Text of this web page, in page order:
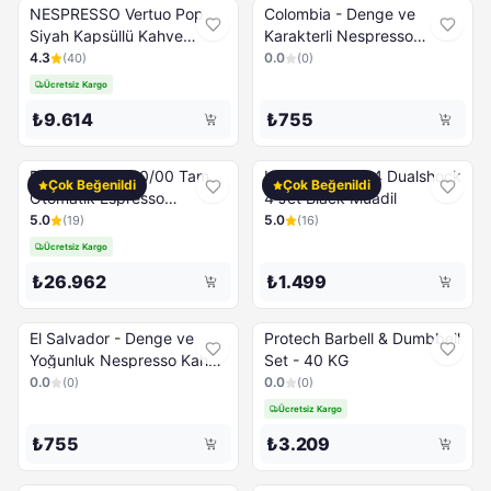
NESPRESSO Vertuo Pop
Siyah Kapsüllü Kahve
Makinesi
4.3 (40)
Ücretsiz Kargo
₺9.614
Colombia - Denge ve
Karakterli Nespresso
Kahve Kapsülü - 10 Kapsül
0.0 (0)
₺755
Çok Beğenildi
PHILIPS EP0820/00 Tam
Otomatik Espresso
Makinesi
5.0 (19)
Ücretsiz Kargo
₺26.962
Çok Beğenildi
Konsol Sony Ps4 Dualshock
4 Jet Black Muadil
5.0 (16)
₺1.499
El Salvador - Denge ve
Yoğunluk Nespresso Kahve
Kapsülü - 10 Kapsül
0.0 (0)
₺755
Protech Barbell & Dumbbell
Set - 40 KG
0.0 (0)
Ücretsiz Kargo
₺3.209